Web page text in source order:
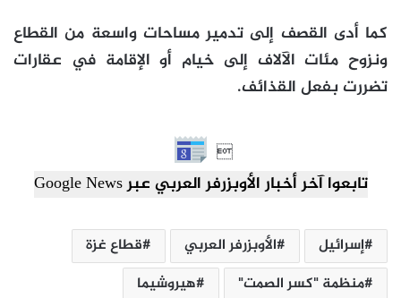
كما أدى القصف إلى تدمير مساحات واسعة من القطاع
ونزوح مئات الآلاف إلى خيام أو الإقامة في عقارات
تضررت بفعل القذائف.

تابعوا آخر أخبار الأوبزرفر العربي عبر Google News
إسرائيل الأوبزرفر العربي
قطاع غزة
منظمة "كسر الصمت"
هيروشيما